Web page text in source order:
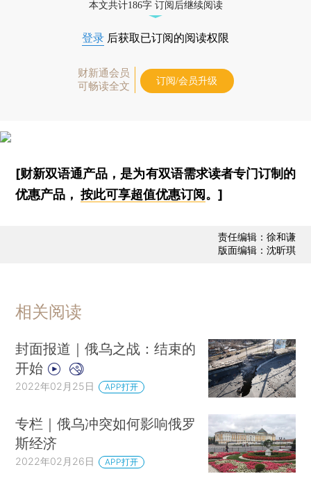
本文共计186字 订阅后继续阅读
登录 后获取已订阅的阅读权限
财新通会员
可畅读全文
订阅/会员升级
[财新双语通产品，是为有双语需求读者专门订制的
优惠产品，按此可享超值优惠订阅。]
责任编辑：徐和谦
版面编辑：沈昕琪
相关阅读
封面报道｜俄乌之战：结束的
开始
2022年02月25日 APP打开
专栏｜俄乌冲突如何影响俄罗
斯经济
2022年02月26日 APP打开